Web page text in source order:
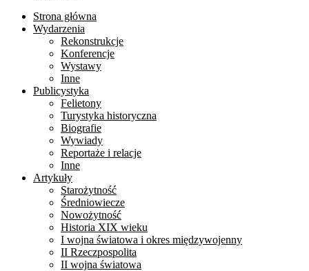
Strona główna
Wydarzenia
Rekonstrukcje
Konferencje
Wystawy
Inne
Publicystyka
Felietony
Turystyka historyczna
Biografie
Wywiady
Reportaże i relacje
Inne
Artykuły
Starożytność
Średniowiecze
Nowożytność
Historia XIX wieku
I wojna światowa i okres międzywojenny
II Rzeczpospolita
II wojna światowa